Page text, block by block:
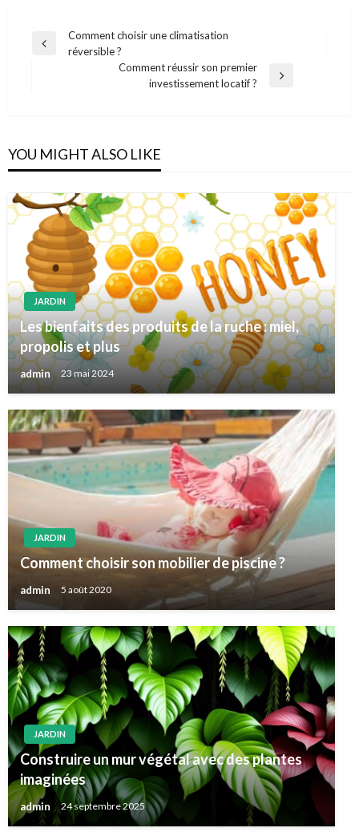
Navigation
Previous
Comment choisir une climatisation
réversible ?
Comment réussir son premier
investissement locatif ?
YOU MIGHT ALSO LIKE
JARDIN
Les bienfaits des produits de la ruche : miel,
propolis et plus
admin 23 mai 2024
JARDIN
Comment choisir son mobilier de piscine ?
admin 5 août 2020
JARDIN
Construire un mur végétal avec des plantes
imaginées
admin 24 septembre 2025